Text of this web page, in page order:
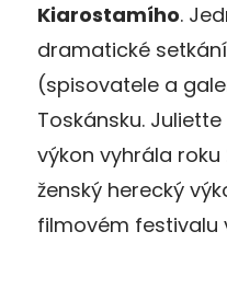
Kiarostamího.
dramatické
(spisovatele a
Toskánsku.
výkon vyhrála roku
ženský herecký
filmovém festivalu